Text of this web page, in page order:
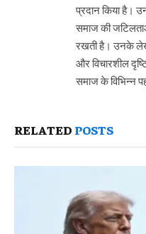
प्रदान किया है।
समाज की
रखती है। उनके
और विचारशील
समाज के विभिन्न
RELATED POSTS